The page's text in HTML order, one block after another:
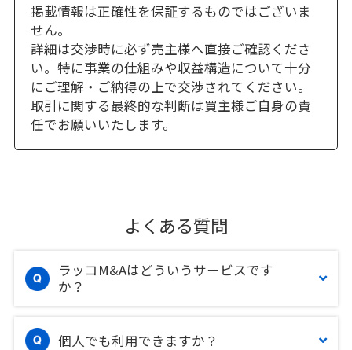
掲載情報は正確性を保証するものではございま
せん。
詳細は交渉時に必ず売主様へ直接ご確認くださ
い。特に事業の仕組みや収益構造について十分
にご理解・ご納得の上で交渉されてください。
取引に関する最終的な判断は買主様ご自身の責
任でお願いいたします。
よくある質問
ラッコM&Aはどういうサービスです
か？
個人でも利用できますか？